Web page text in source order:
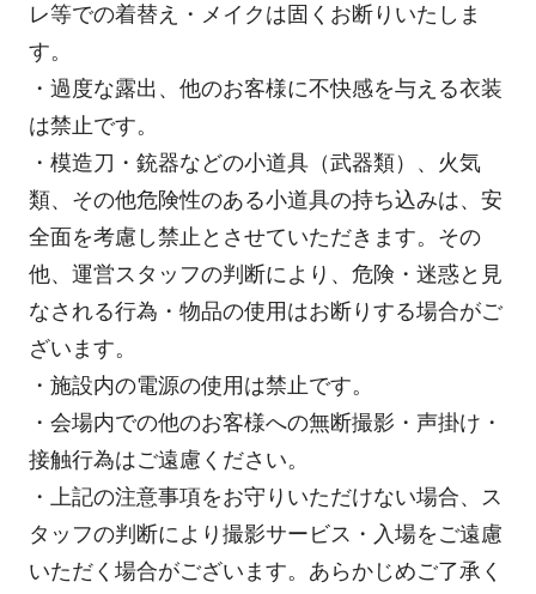
レ等での着替え・メイクは固くお断りいたしま
す。
・過度な露出、他のお客様に不快感を与える衣装
は禁止です。
・模造刀・銃器などの小道具（武器類）、火気
類、その他危険性のある小道具の持ち込みは、安
全面を考慮し禁止とさせていただきます。その
他、運営スタッフの判断により、危険・迷惑と見
なされる行為・物品の使用はお断りする場合がご
ざいます。
・施設内の電源の使用は禁止です。
・会場内での他のお客様への無断撮影・声掛け・
接触行為はご遠慮ください。
・上記の注意事項をお守りいただけない場合、ス
タッフの判断により撮影サービス・入場をご遠慮
いただく場合がございます。あらかじめご了承く